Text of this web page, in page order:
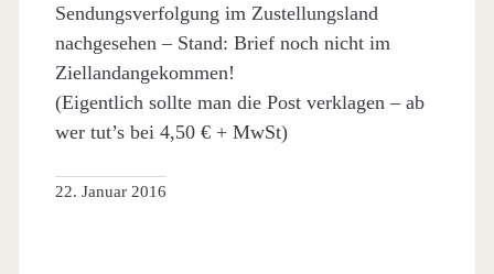
Sendungsverfolgung im Zustellungsland
nachgesehen – Stand: Brief noch nicht im
Ziellandangekommen!
(Eigentlich sollte man die Post verklagen – ab
wer tut’s bei 4,50 € + MwSt)
22. Januar 2016